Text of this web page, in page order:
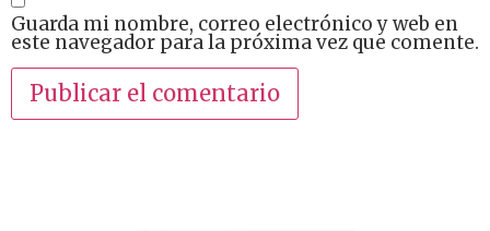
Guarda mi nombre, correo electrónico y web en
este navegador para la próxima vez que comente.